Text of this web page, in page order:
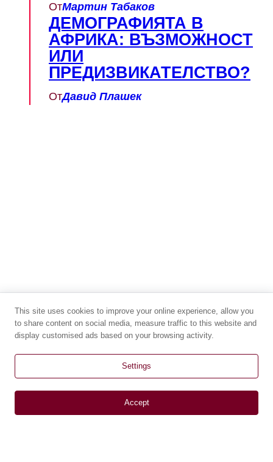
ОтМартин Табаков
ДЕМОГРАФИЯТА В
АФРИКА: ВЪЗМОЖНОСТ
ИЛИ
ПРЕДИЗВИКАТЕЛСТВО?
ОтДавид Плашек
This site uses cookies to improve your online experience, allow you
to share content on social media, measure traffic to this website and
display customised ads based on your browsing activity.
Settings
Accept